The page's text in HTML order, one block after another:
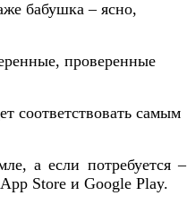
бабушка – ясно,
проверенные
соответствовать самым
а если потребуется –
Store и Google Play.